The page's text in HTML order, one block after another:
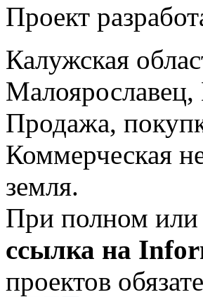
Проект
Калужская
Малоярославец,
Продажа,
Коммерческая
земля.
При полном или
ссылка на
проектов